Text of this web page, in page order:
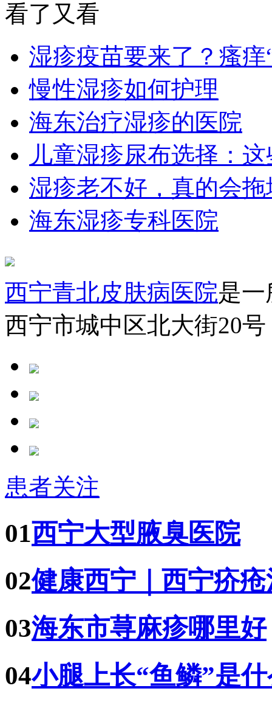
看了又看
湿疹疫苗要来了？瘙
慢性湿疹如何护理
海东治疗湿疹的医院
儿童湿疹尿布选择：
湿疹老不好，真的会
海东湿疹专科医院
西宁青北皮肤病医院是
西宁市城中区北大街20
患者关注
01西宁大型腋臭医院
02健康西宁｜西宁疥
03海东市荨麻疹哪里好
04小腿上长“鱼鳞”是